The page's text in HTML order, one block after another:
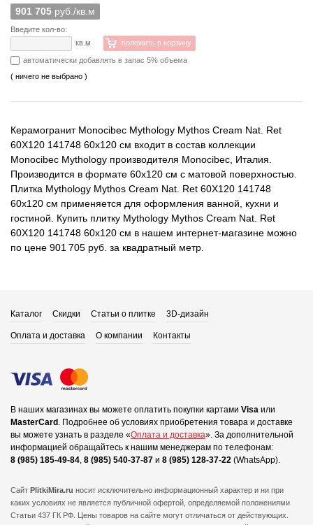
901 705 руб./кв.м
Введите кол-во:
кв.м
положить в корзину
автоматически добавлять в запас 5% объема
( ничего не выбрано )
Керамогранит Monocibec Mythology Mythos Cream Nat. Ret
60X120 141748 60x120 см входит в состав коллекции
Monocibec Mythology производителя Monocibec, Италия.
Производится в формате 60x120 см с матовой поверхностью.
Плитка Mythology Mythos Cream Nat. Ret 60X120 141748
60x120 см применяется для оформления ванной, кухни и
гостиной. Купить плитку Mythology Mythos Cream Nat. Ret
60X120 141748 60x120 см в нашем интернет-магазине можно
по цене 901 705 руб. за квадратный метр.
Каталог Скидки Статьи о плитке 3D-дизайн
Оплата и доставка О компании Контакты
В наших магазинах вы можете оплатить покупки картами Visa или
MasterCard . Подробнее об условиях приобретения товара и доставке
вы можете узнать в разделе «Оплата и доставка». За дополнительной
информацией обращайтесь к нашим менеджерам по телефонам:
8 (985) 185-49-84, 8 (985) 540-37-87 и 8 (985) 128-37-22 (WhatsApp).
Сайт PlitkiMira.ru носит исключительно информационный характер и ни при
каких условиях не является публичной офертой, определяемой положениями
Статьи 437 ГК РФ. Цены товаров на сайте могут отличаться от действующих.